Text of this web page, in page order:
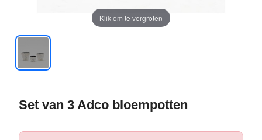
Klik om te vergroten
Set van 3 Adco bloempotten